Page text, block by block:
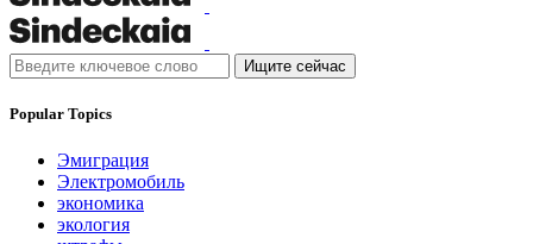
Ищите сейчас
Popular Topics
Эмиграция
Электромобиль
экономика
экология